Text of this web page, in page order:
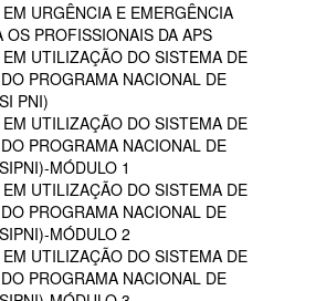
URGÊNCIA E EMERGÊNCIA
OS PROFISSIONAIS DA APS
UTILIZAÇÃO DO SISTEMA DE
PROGRAMA NACIONAL DE
PNI)
UTILIZAÇÃO DO SISTEMA DE
PROGRAMA NACIONAL DE
MÓDULO 1
UTILIZAÇÃO DO SISTEMA DE
PROGRAMA NACIONAL DE
MÓDULO 2
UTILIZAÇÃO DO SISTEMA DE
PROGRAMA NACIONAL DE